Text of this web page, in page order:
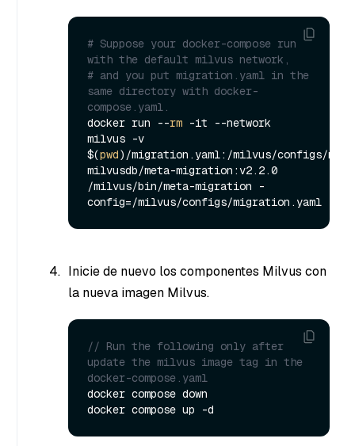
# Suppose your docker-compose run
with the default milvus network,
# and you put migration.yaml in the
same directory with docker-
compose.yaml.
docker run --rm -it --network
milvus -v
$(pwd)/migration.yaml:/milvus/configs/
milvusdb/meta-migration:v2.2.0
/milvus/bin/meta-migration -
Inicie de nuevo los componentes Milvus con
la nueva imagen Milvus.
// Run the following only after
update the milvus image tag in the
docker-compose.yaml
docker compose down